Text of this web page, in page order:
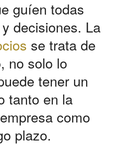
guíen todas
decisiones. La
se trata de
no solo lo
tener un
tanto en la
como
plazo.